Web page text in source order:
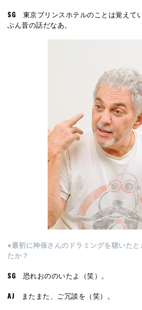
SG 東京プリンスホテルのことは覚えて
ぶん昔の話だなあ。
●最初に神保さんのドラミングを聴いた
たか？
SG 恐れおののいたよ（笑）。
AJ またまた、ご冗談を（笑）。